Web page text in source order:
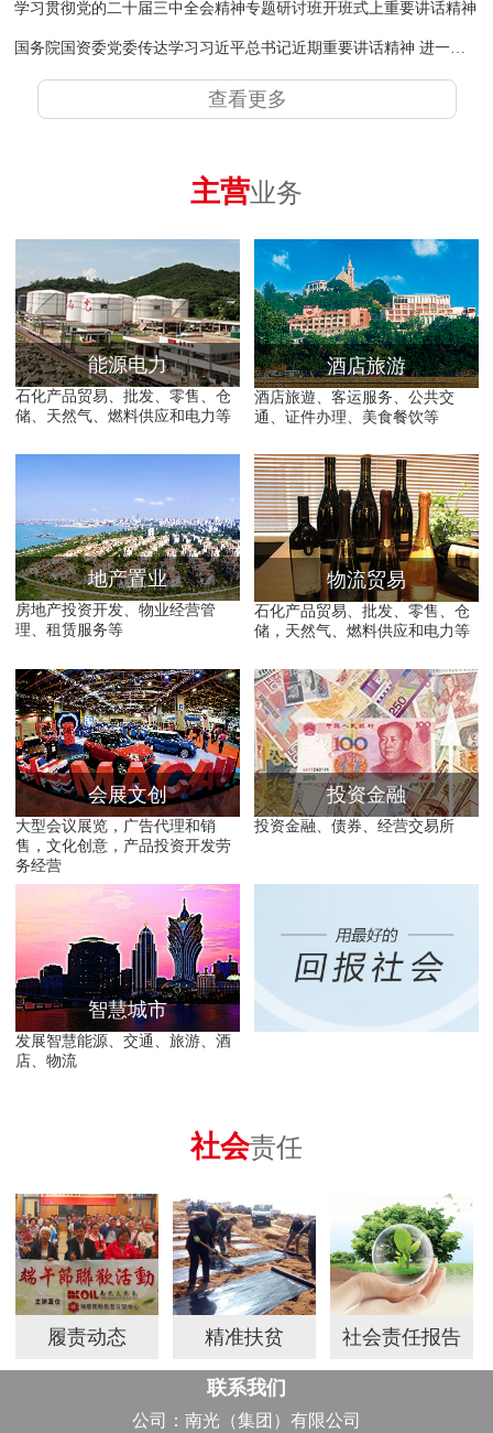
学习贯彻党的二十届三中全会精神专题研讨班开班式上重要讲话精神
查看更多
主营业务
能源电力
石化产品贸易、批发、零售、仓
储、天然气、燃料供应和电力等
酒店旅游
酒店旅遊、客运服务、公共交
通、证件办理、美食餐饮等
地产置业
房地产投资开发、物业经营管
理、租赁服务等
物流贸易
石化产品贸易、批发、零售、仓
储，天然气、燃料供应和电力等
会展文创
大型会议展览，广告代理和销
售，文化创意，产品投资开发劳
务经营
投资金融
投资金融、债券、经营交易所
智慧城市
发展智慧能源、交通、旅游、酒
店、物流
社会责任
履责动态 精准扶贫 社会责任报告
联系我们
公司：南光（集团）有限公司